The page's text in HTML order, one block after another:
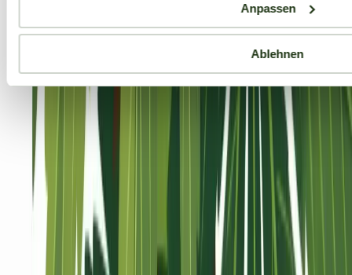
Anpassen
Ablehnen